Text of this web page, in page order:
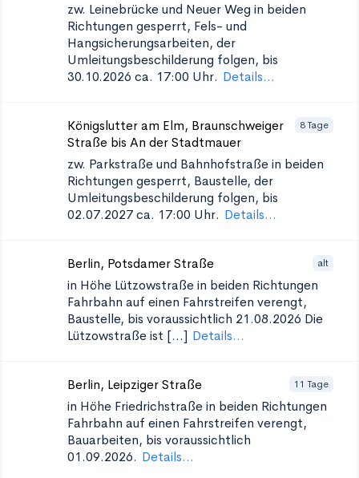
zw. Leinebrücke und Neuer Weg in beiden
Richtungen gesperrt, Fels- und
Hangsicherungsarbeiten, der
Umleitungsbeschilderung folgen, bis
30.10.2026 ca. 17:00 Uhr. Details...
Königslutter am Elm, Braunschweiger
Straße bis An der Stadtmauer
8 Tage
zw. Parkstraße und Bahnhofstraße in beiden
Richtungen gesperrt, Baustelle, der
Umleitungsbeschilderung folgen, bis
02.07.2027 ca. 17:00 Uhr. Details...
Berlin, Potsdamer Straße alt
in Höhe Lützowstraße in beiden Richtungen
Fahrbahn auf einen Fahrstreifen verengt,
Baustelle, bis voraussichtlich 21.08.2026 Die
Lützowstraße ist [...] Details...
Berlin, Leipziger Straße 11 Tage
in Höhe Friedrichstraße in beiden Richtungen
Fahrbahn auf einen Fahrstreifen verengt,
Bauarbeiten, bis voraussichtlich
01.09.2026. Details...